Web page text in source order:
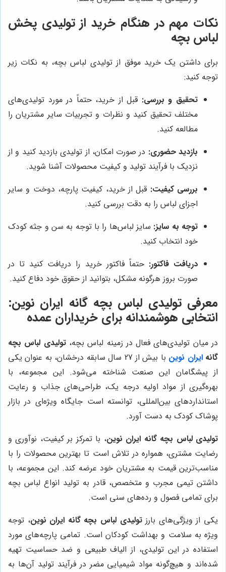
نکات مهم در هنگام خرید از تولیدی پخش
لباس بچه
برای داشتن یک خرید موفق از تولیدی لباس بچه، به نکات زیر
توجه کنید:
تحقیق و بررسی: قبل از خرید، حتماً در مورد تولیدی‌های
مختلف تحقیق کنید و نظرات و تجربیات سایر مشتریان را
مطالعه کنید.
بازدید حضوری: در صورت امکان، از تولیدی بازدید کنید و از
نزدیک با فرآیند تولید و کیفیت محصولات آشنا شوید.
بررسی کیفیت: قبل از خرید، کیفیت پارچه، دوخت و سایر
اجزای لباس را به دقت بررسی کنید.
توجه به سایز: سایز لباس‌ها را با توجه به سن و جثه کودک
خود انتخاب کنید.
دریافت فاکتور: حتماً فاکتور خرید را دریافت کنید تا در
صورت بروز هرگونه مشکل، بتوانید از حقوق خود دفاع کنید.
معرفیتولیدی لباس بچه گانه ایران نوین:
انتخابی هوشمندانه برای خریداران عمده
در میان تولیدی‌های فعال در زمینه لباس بچه،تولیدی لباس بچه
گانه ایران نوین
با بیش از 27 سال سابقه درخشان، به عنوان یکی
از پیشگامان این صنعت شناخته می‌شود. این مجموعه، با
بهره‌گیری از مواد اولیه درجه یک، طراحی‌های جذاب و رعایت
استانداردهای بین‌المللی، توانسته است جایگاه ویژه‌ای در بازار
پوشاک کودک به دست آورد.
تولیدی لباس بچه گانه ایران نوین، با تمرکز بر کیفیت، نوآوری و
رضایت مشتری، همواره در تلاش است تا بهترین محصولات را با
مناسب‌ترین قیمت به مشتریان خود عرضه کند. این مجموعه، با
داشتن تیمی مجرب و متخصص، قادر به تولید انواع لباس بچه
برای تمامی فصول و رده‌های سنی است.
یکی از ویژگی‌های بارزتولیدی لباس بچه گانه ایران نوین، توجه
ویژه به سلامت و بهداشت کودکان است. تمامی پارچه‌های مورد
استفاده در این تولیدی، از الیاف طبیعی و ضد حساسیت تهیه
شده‌اند و هیچ‌گونه مواد شیمیایی مضر در فرآیند تولید آن‌ها به